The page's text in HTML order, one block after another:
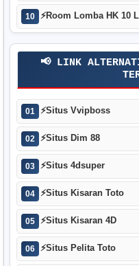
10 ⚡Room Lomba HK 10
📢 LINK
01 ⚡Situs Vvipboss
02 ⚡Situs Dim 88
03 ⚡Situs 4dsuper
04 ⚡Situs Kisaran Toto
05 ⚡Situs Kisaran 4D
06 ⚡Situs Pelita Toto